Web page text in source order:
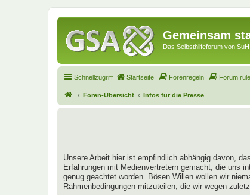
Gemeinsam
Das Selbsthilfeforum von SuH
Schnellzugriff Startseite Forenregeln Forum
Foren-Übersicht Infos für die Presse
Unsere Arbeit hier ist empfindlich abhängig davon,
Erfahrungen mit Medienvertretern gemacht, die uns
genug geachtet worden. Bösen Willen wollen wir
Rahmenbedingungen mitzuteilen, die wir wegen